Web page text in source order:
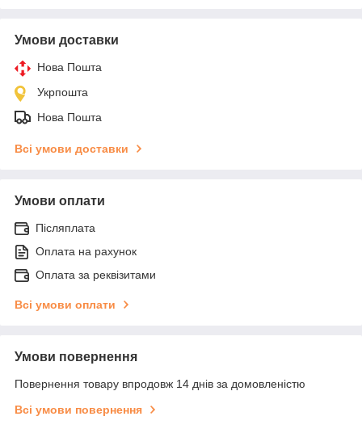
Умови доставки
Нова Пошта
Укрпошта
Нова Пошта
Всі умови доставки
Умови оплати
Післяплата
Оплата на рахунок
Оплата за реквізитами
Всі умови оплати
Умови повернення
Повернення товару впродовж 14 днів за домовленістю
Всі умови повернення